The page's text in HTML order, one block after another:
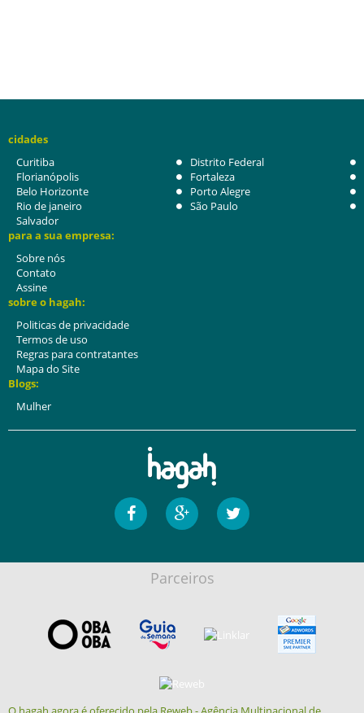
cidades
Curitiba
Distrito Federal
Florianópolis
Fortaleza
Belo Horizonte
Porto Alegre
Rio de janeiro
São Paulo
Salvador
para a sua empresa:
Sobre nós
Contato
Assine
sobre o hagah:
Politicas de privacidade
Termos de uso
Regras para contratantes
Mapa do Site
Blogs:
Mulher
Parceiros